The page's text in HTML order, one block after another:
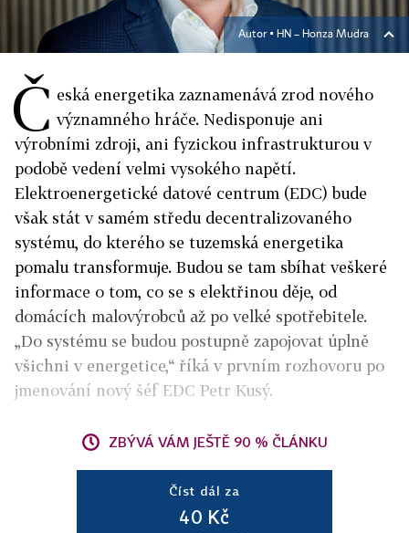
Autor ▪ HN – Honza Mudra
Č eská energetika zaznamenává zrod nového
významného hráče. Nedisponuje ani
výrobními zdroji, ani fyzickou infrastrukturou v
podobě vedení velmi vysokého napětí.
Elektroenergetické datové centrum (EDC) bude
však stát v samém středu decentralizovaného
systému, do kterého se tuzemská energetika
pomalu transformuje. Budou se tam sbíhat veškeré
informace o tom, co se s elektřinou děje, od
domácích malovýrobců až po velké spotřebitele.
„Do systému se budou postupně zapojovat úplně
všichni v energetice,“ říká v prvním rozhovoru po
jmenování nový šéf EDC Petr Kusý.
ZBÝVÁ VÁM JEŠTĚ 90 % ČLÁNKU
Číst dál za
40 Kč